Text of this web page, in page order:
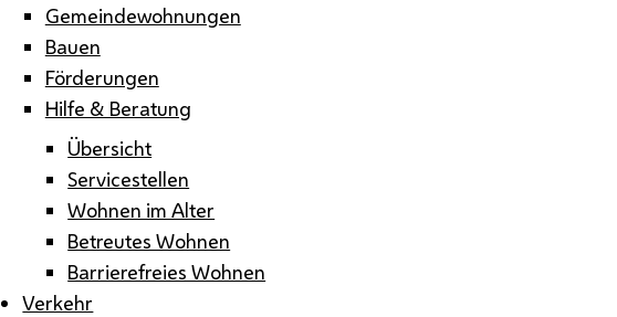
Gemeindewohnungen
Bauen
Förderungen
Hilfe & Beratung
Übersicht
Servicestellen
Wohnen im Alter
Betreutes Wohnen
Barrierefreies Wohnen
Verkehr